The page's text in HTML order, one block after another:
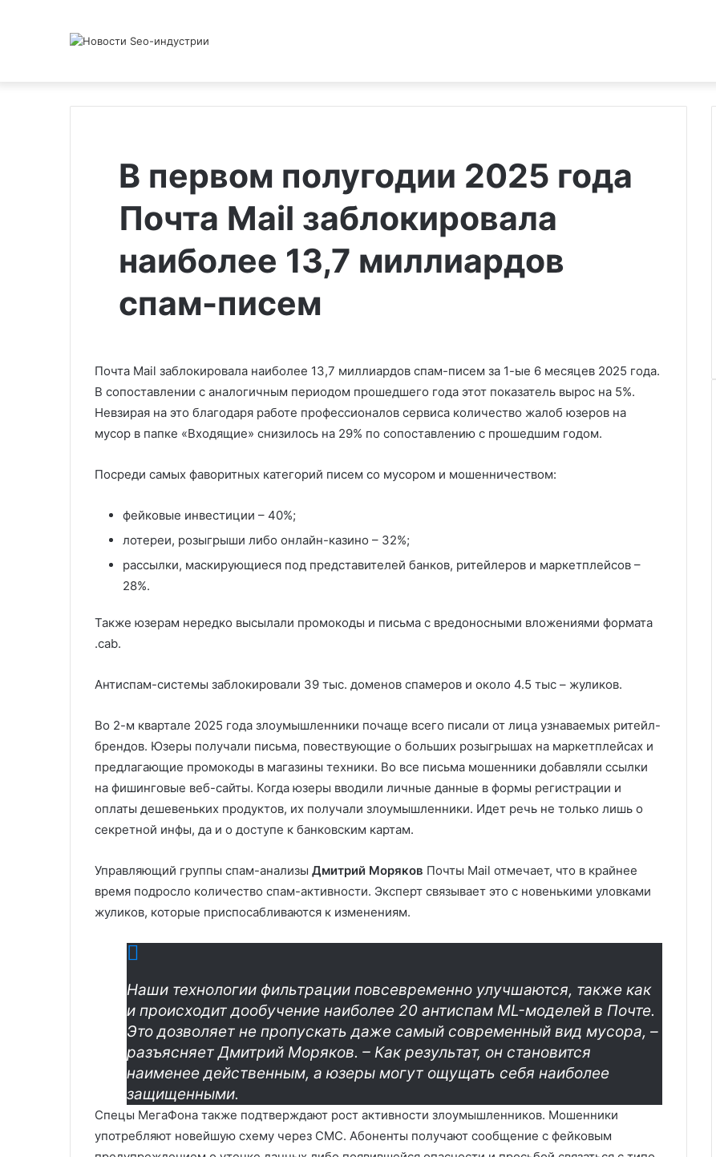
В первом полугодии 2025 года
Почта Mail заблокировала
наиболее 13,7 миллиардов
спам-писем
Почта Mail заблокировала наиболее 13,7 миллиардов спам-писем за 1-ые 6 месяцев 2025 года.
В сопоставлении с аналогичным периодом прошедшего года этот показатель вырос на 5%.
Невзирая на это благодаря работе профессионалов сервиса количество жалоб юзеров на
мусор в папке «Входящие» снизилось на 29% по сопоставлению с прошедшим годом.
Посреди самых фаворитных категорий писем со мусором и мошенничеством:
фейковые инвестиции – 40%;
лотереи, розыгрыши либо онлайн-казино – 32%;
рассылки, маскирующиеся под представителей банков, ритейлеров и маркетплейсов –
28%.
Также юзерам нередко высылали промокоды и письма с вредоносными вложениями формата
.cab.
Антиспам-системы заблокировали 39 тыс. доменов спамеров и около 4.5 тыс – жуликов.
Во 2-м квартале 2025 года злоумышленники почаще всего писали от лица узнаваемых ритейл-
брендов. Юзеры получали письма, повествующие о больших розыгрышах на маркетплейсах и
предлагающие промокоды в магазины техники. Во все письма мошенники добавляли ссылки
на фишинговые веб-сайты. Когда юзеры вводили личные данные в формы регистрации и
оплаты дешевеньких продуктов, их получали злоумышленники. Идет речь не только лишь о
секретной инфы, да и о доступе к банковским картам.
Управляющий группы спам-анализы Дмитрий Моряков Почты Mail отмечает, что в крайнее
время подросло количество спам-активности. Эксперт связывает это с новенькими уловками
жуликов, которые приспосабливаются к изменениям.
Наши технологии фильтрации повсевременно улучшаются, также как
и происходит дообучение наиболее 20 антиспам ML-моделей в Почте.
Это дозволяет не пропускать даже самый современный вид мусора, –
разъясняет Дмитрий Моряков. – Как результат, он становится
наименее действенным, а юзеры могут ощущать себя наиболее
защищенными.
Спецы МегаФона также подтверждают рост активности злоумышленников. Мошенники
употребляют новейшую схему через СМС. Абоненты получают сообщение с фейковым